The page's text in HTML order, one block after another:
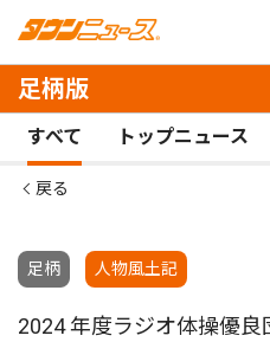
足柄版
すべて トップニュース
戻る
足柄 人物風土記
2024 年度ラジオ体操優